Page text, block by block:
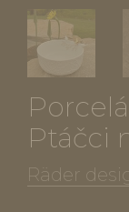
Ptáčci
Räder